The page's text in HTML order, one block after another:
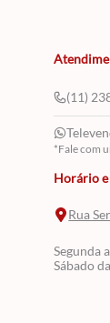
(11)
*Fale com
Horário e
Rua
Segunda
Sábado